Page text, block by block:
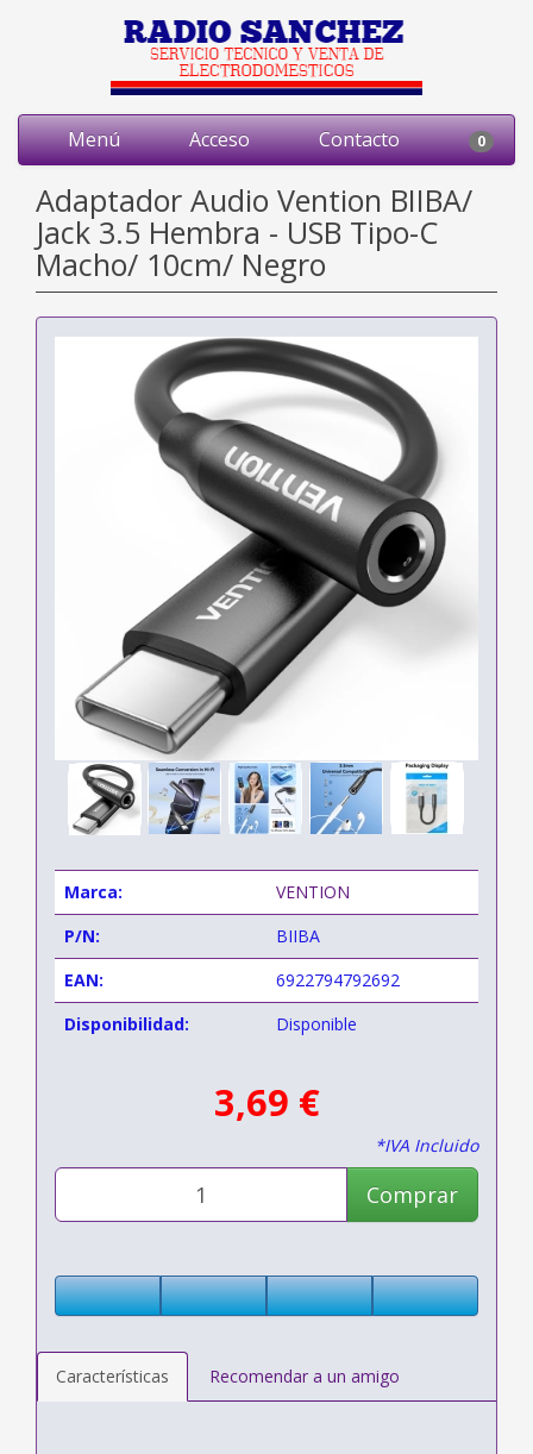
Menú Acceso Contacto 0
Adaptador Audio Vention BIIBA/
Jack 3.5 Hembra - USB Tipo-C
Macho/ 10cm/ Negro
Marca:
VENTION
P/N:
BIIBA
EAN:
6922794792692
Disponibilidad:
Disponible
3,69 €
*IVA Incluido
Comprar
Características Recomendar a un amigo